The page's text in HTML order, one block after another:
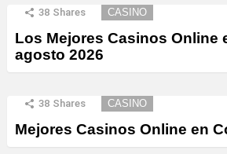
38 Shares CASINO
Los Mejores Casinos Online
agosto 2026
38 Shares CASINO
Mejores Casinos Online en